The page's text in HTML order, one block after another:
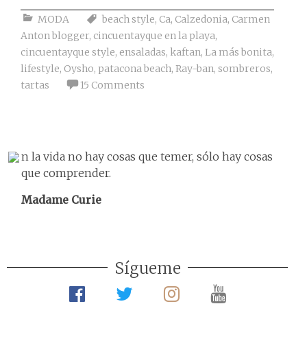
MODA beach style, Ca, Calzedonia, Carmen
Anton blogger, cincuentayque en la playa,
cincuentayque style, ensaladas, kaftan, La más bonita,
lifestyle, Oysho, patacona beach, Ray-ban, sombreros,
tartas
15 Comments
n la vida no hay cosas que temer, sólo hay cosas
que comprender.
Madame Curie
Sígueme